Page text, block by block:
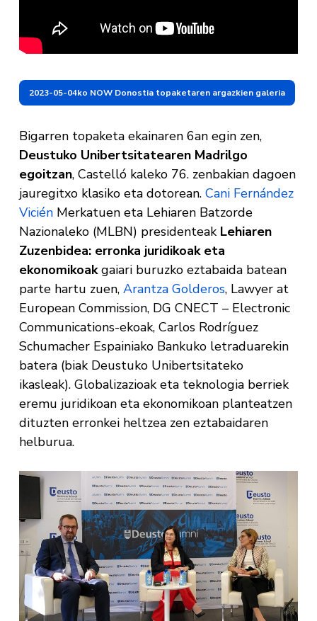
2023-05-04ko NOW Donostia topaketaren argazkien galeria
Bigarren topaketa ekainaren 6an egin zen,
Deustuko Unibertsitatearen Madrilgo
egoitzan, Castelló kaleko 76. zenbakian dagoen
jauregitxo klasiko eta dotorean. Cani Fernández
ViciénMerkatuen eta Lehiaren Batzorde
Nazionaleko (MLBN) presidenteak Lehiaren
Zuzenbidea: erronka juridikoak eta
ekonomikoakgaiari buruzko eztabaida batean
parte hartu zuen, Arantza Golderos, Lawyer at
European Commission, DG CNECT – Electronic
Communications-ekoak, Carlos Rodríguez
Schumacher Espainiako Bankuko letraduarekin
batera (biak Deustuko Unibertsitateko
ikasleak). Globalizazioak eta teknologia berriek
eremu juridikoan eta ekonomikoan planteatzen
dituzten erronkei heltzea zen eztabaidaren
helburua.